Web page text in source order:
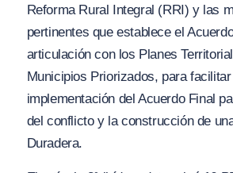
Reforma Rural Integral (RRI) y las
pertinentes que establece el
articulación con los Planes
Municipios Priorizados, para
implementación del Acuerdo Final
del conflicto y la construcción de
Duradera.